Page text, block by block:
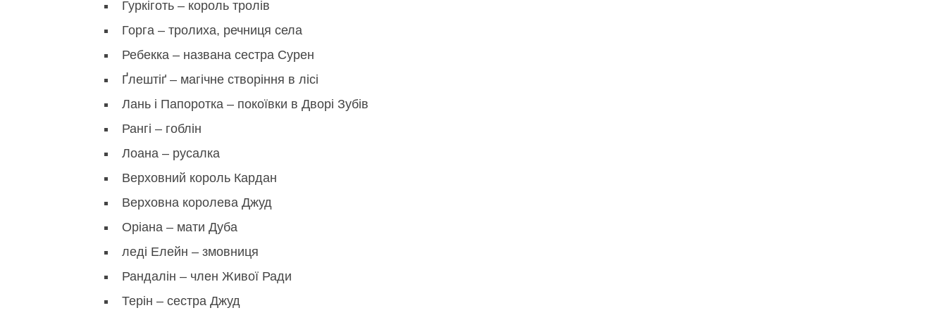
Гуркіготь – король тролів
Горга – тролиха, речниця села
Ребекка – названа сестра Сурен
Ґлештіґ – магічне створіння в лісі
Лань і Папоротка – покоївки в Дворі Зубів
Рангі – гоблін
Лоана – русалка
Верховний король Кардан
Верховна королева Джуд
Оріана – мати Дуба
леді Елейн – змовниця
Рандалін – член Живої Ради
Терін – сестра Джуд